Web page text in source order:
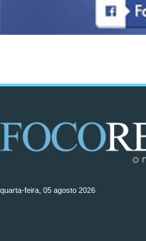
quarta-feira, 05 agosto 2026